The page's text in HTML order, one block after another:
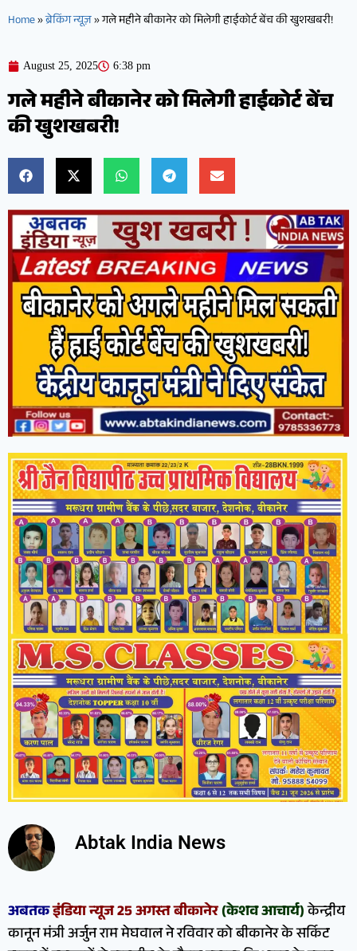
Home»ब्रेकिंग न्यूज़»गले महीने बीकानेर को मिलेगी हाईकोर्ट बेंच की खुशखबरी!
August 25, 2025 6:38 pm
गले महीने बीकानेर को मिलेगी हाईकोर्ट बेंच
की खुशखबरी!
Abtak India News
अबतकइंडिया न्यूज 25 अगस्त बीकानेर(केशव आचार्य)केन्द्रीय
कानून मंत्री अर्जुन राम मेघवाल ने रविवार को बीकानेर के सर्किट